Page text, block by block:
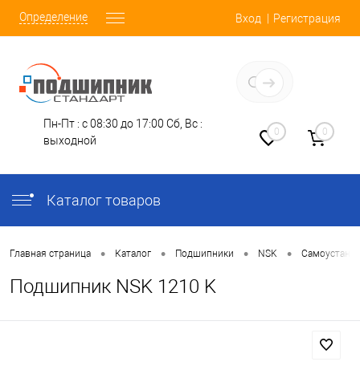
Определение Вход Регистрация
Пн-Пт : с 08:30 до 17:00 Сб, Вс :
выходной
0 0
Каталог товаров
Главная страница • Каталог • Подшипники • NSK •
Подшипник NSK 1210 K